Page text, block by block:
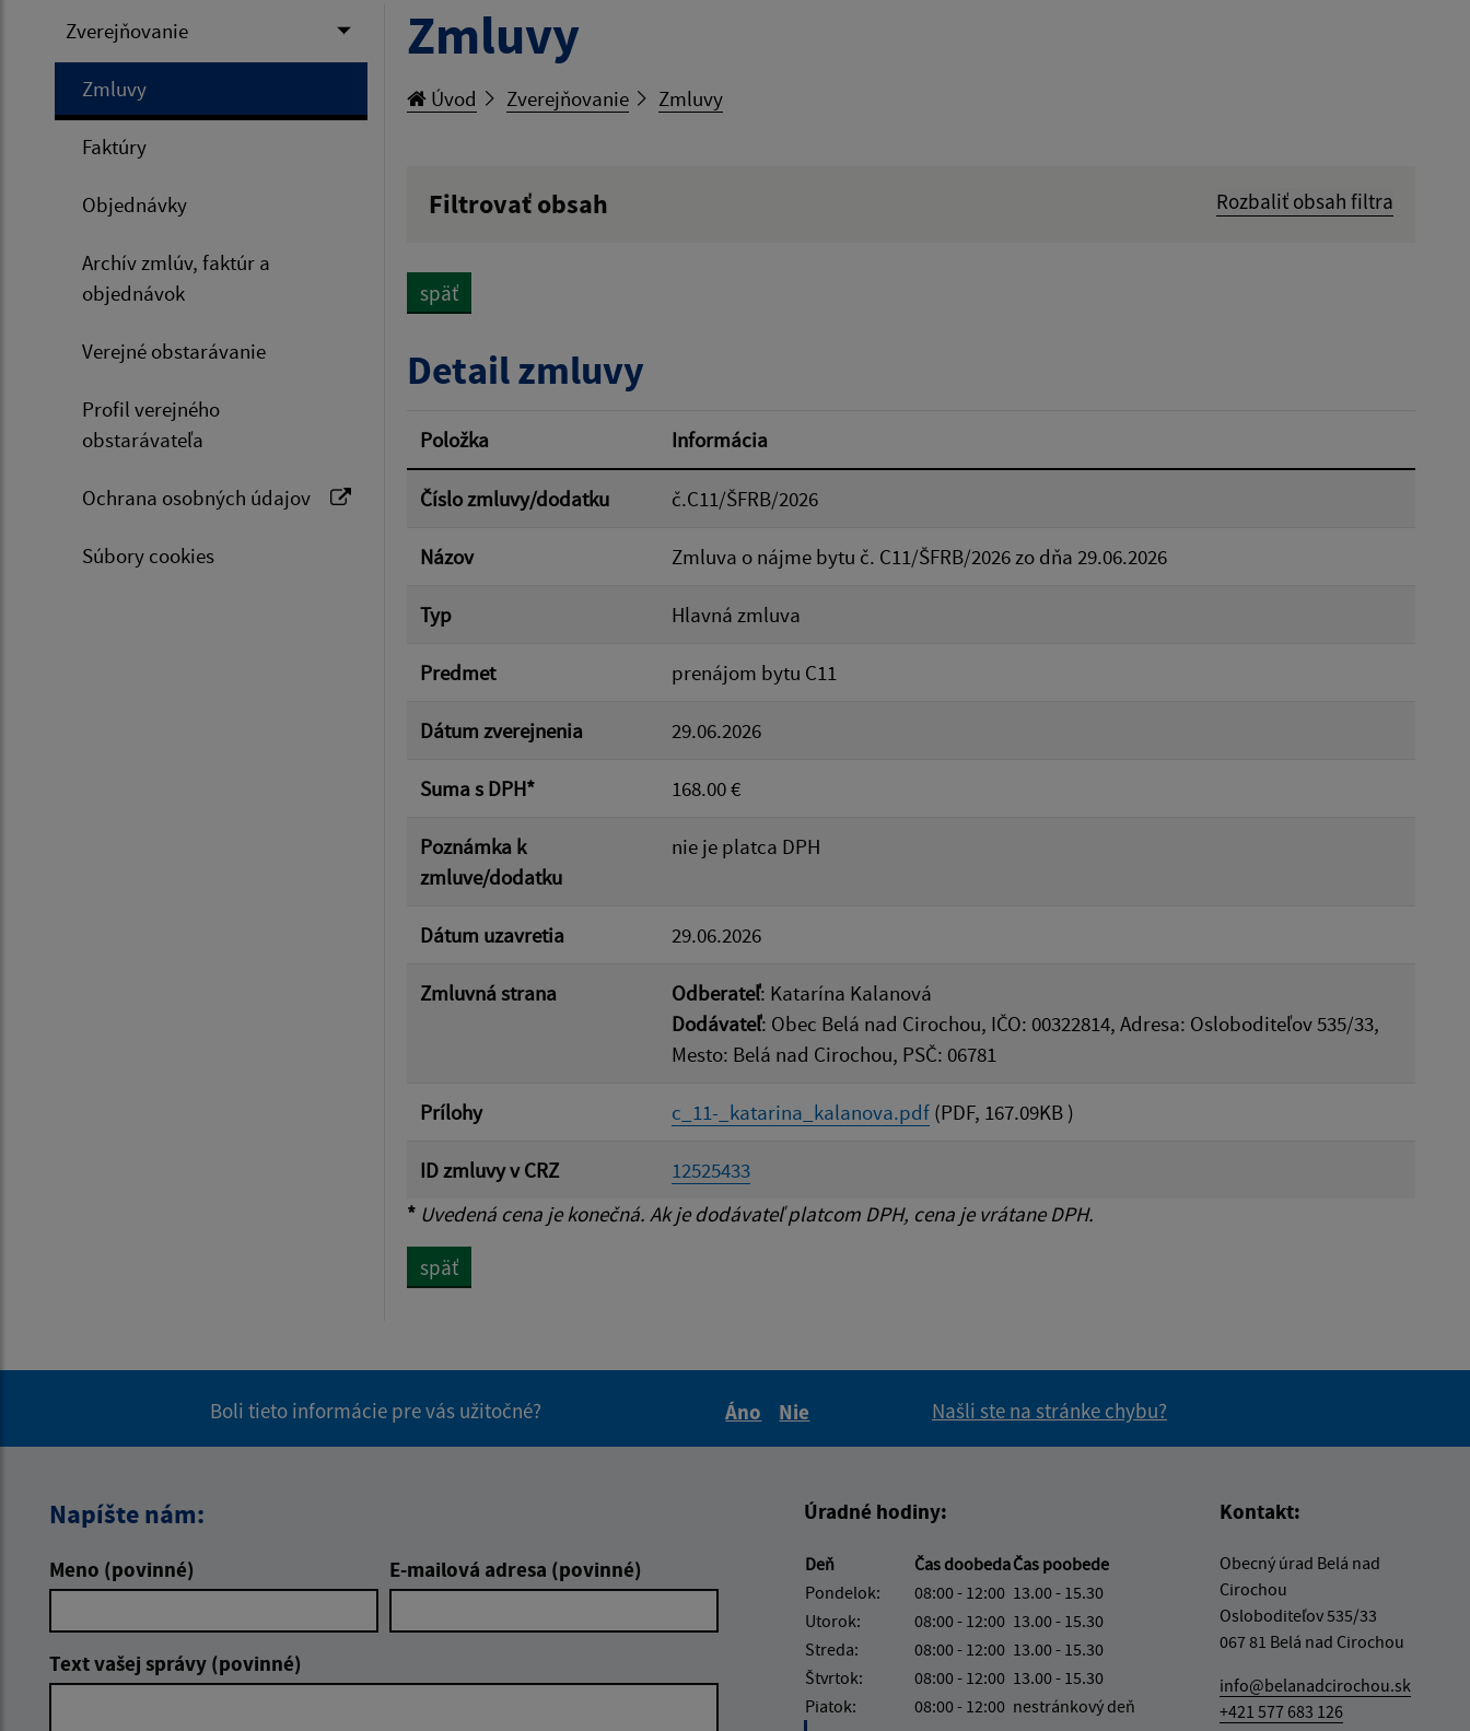
Zverejňovanie
Zmluvy
Faktúry
Objednávky
Archív zmlúv, faktúr a
objednávok
Verejné obstarávanie
Profil verejného
obstarávateľa
Ochrana osobných údajov
Súbory cookies
Zmluvy
Úvod Zverejňovanie Zmluvy
Filtrovať obsah
Rozbaliť obsah filtra
Suma od:
späť
Detail zmluvy
Položka Informácia
Číslo zmluvy/dodatku č.C11/ŠFRB/2026
Názov Zmluva o nájme bytu č. C11/ŠFRB/2026 zo dňa 29.06.2026
Typ Hlavná zmluva
Predmet prenájom bytu C11
Dátum zverejnenia 29.06.2026
Suma s DPH* 168.00 €
Poznámka k
zmluve/dodatku
nie je platca DPH
Dátum uzavretia 29.06.2026
Zmluvná strana Odberateľ: Katarína Kalanová
Dodávateľ: Obec Belá nad Cirochou, IČO: 00322814, Adresa: Osloboditeľov 535/33,
Mesto: Belá nad Cirochou, PSČ: 06781
Prílohy c_11-_katarina_kalanova.pdf (PDF, 167.09KB )
ID zmluvy v CRZ
12525433
* Uvedená cena je konečná. Ak je dodávateľ platcom DPH, cena je vrátane DPH.
späť
Boli tieto informácie pre vás užitočné?
Áno
Nie
Našli ste na stránke chybu?
Napíšte nám:
Meno (povinné) E-mailová adresa (povinné)
Text vašej správy (povinné)
Úradné hodiny:
Deň Čas doobedaČas poobede
Pondelok:
08:00 - 12:00 13.00 - 15.30
Utorok:
08:00 - 12:00 13.00 - 15.30
Streda:
08:00 - 12:00 13.00 - 15.30
Štvrtok:
08:00 - 12:00 13.00 - 15.30
Piatok:
08:00 - 12:00 nestránkový deň
Kontakt:
Obecný úrad Belá nad
Cirochou
Osloboditeľov 535/33
067 81 Belá nad Cirochou
info@belanadcirochou.sk
+421 577 683 126